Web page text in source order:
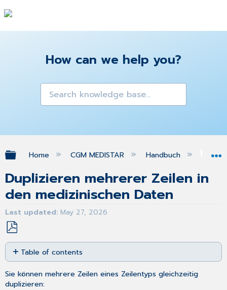
How can we help you?
Expand/collapse global hierarchy
Home CGM MEDISTAR Handbuch
Duplizieren mehrerer Zeilen in
den medizinischen Daten
Last updated May 27, 2026
Save
as
PDF
Table of contents
No
headers
Sie können mehrere Zeilen eines Zeilentyps gleichzeitig
duplizieren: